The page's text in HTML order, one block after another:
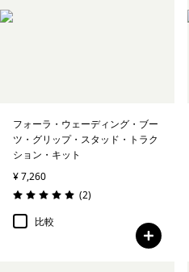
フォーラ・ウェーディング・ブー
ツ・グリップ・スタッド・トラク
ション・キット
¥ 7,260
評価: 5.0 / 5
(2レビュー
)
比較